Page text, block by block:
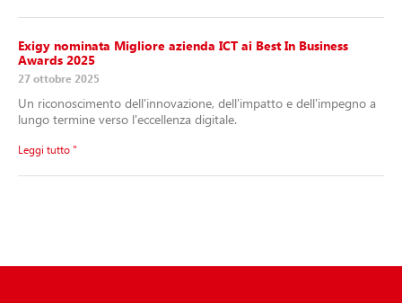
Exigy nominata Migliore azienda ICT ai Best In Business
Awards 2025
27 ottobre 2025
Un riconoscimento dell'innovazione, dell'impatto e dell'impegno a
lungo termine verso l'eccellenza digitale.
Leggi tutto "